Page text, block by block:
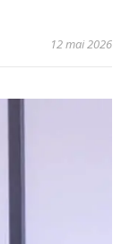
12 mai 2026